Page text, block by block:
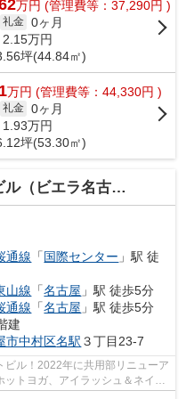
万円 (管理費等：37,290円 )
礼金 0ヶ月
2.15万円
坪(44.84㎡)
万円 (管理費等：44,330円 )
礼金 0ヶ月
1.93万円
坪(53.30㎡)
名駅）【 サロン系おすすめ 】
通線 「国際センター 」駅 徒
山線 「名古屋 」駅 徒歩5分
通線 「名古屋 」駅 徒歩5分
建
市中村区名駅 ３丁目23-7
ル！2022年に共用部リニューア
トヨガ、アイラッシュ＆ネイル